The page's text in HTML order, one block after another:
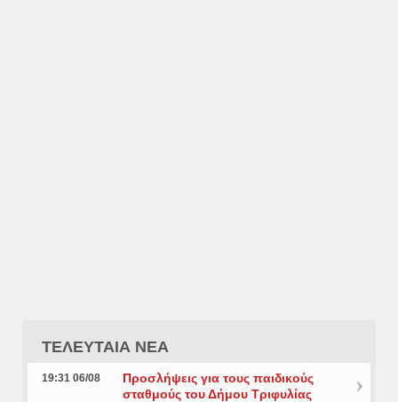
ΤΕΛΕΥΤΑΙΑ ΝΕΑ
19:31 06/08
Προσλήψεις για τους παιδικούς
σταθμούς του Δήμου Τριφυλίας